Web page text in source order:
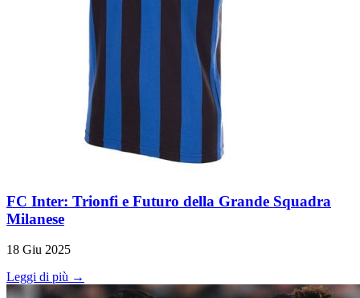
FC Inter: Trionfi e Futuro della Grande Squadra
Milanese
18 Giu 2025
Leggi di più →